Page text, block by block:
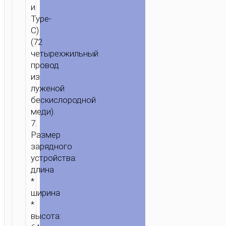
и
Type-
C)
(72
четырехжильный
провод
из
луженой
бескислородной
меди).
7.
Размер
зарядного
устройства:
длина
*
ширина
*
высота: